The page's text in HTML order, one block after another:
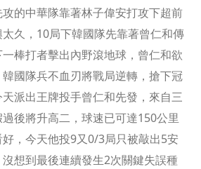
攻的中華隊靠著林子偉安打攻下超前
久，10局下韓國隊先靠著曾仁和傳
棒打者擊出內野滾地球，曾仁和欲
國隊兵不血刃將戰局逆轉，搶下冠
派出王牌投手曾仁和先發，來自三
後將升高二，球速已可達150公里
，今天他投9又0/3局只被敲出5安
想到最後連續發生2次關鍵失誤種